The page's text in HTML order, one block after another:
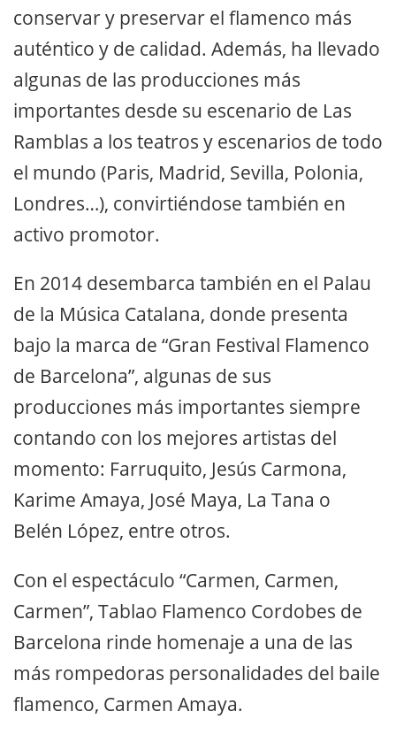
conservar y preservar el flamenco más
auténtico y de calidad. Además, ha llevado
algunas de las producciones más
importantes desde su escenario de Las
Ramblas a los teatros y escenarios de todo
el mundo (Paris, Madrid, Sevilla, Polonia,
Londres…), convirtiéndose también en
activo promotor.
En 2014 desembarca también en el Palau
de la Música Catalana, donde presenta
bajo la marca de “Gran Festival Flamenco
de Barcelona”, algunas de sus
producciones más importantes siempre
contando con los mejores artistas del
momento: Farruquito, Jesús Carmona,
Karime Amaya, José Maya, La Tana o
Belén López, entre otros.
Con el espectáculo “Carmen, Carmen,
Carmen”, Tablao Flamenco Cordobes de
Barcelona rinde homenaje a una de las
más rompedoras personalidades del baile
flamenco, Carmen Amaya.